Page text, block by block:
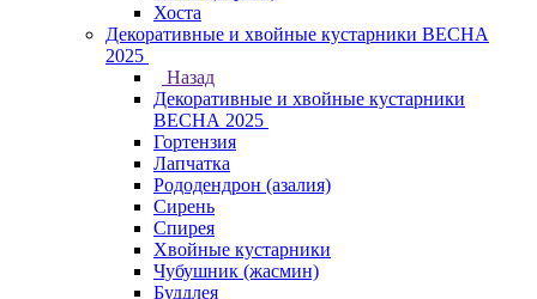
Хоста
Декоративные и хвойные кустарники ВЕСНА
2025
Назад
Декоративные и хвойные кустарники
ВЕСНА 2025
Гортензия
Лапчатка
Рододендрон (азалия)
Сирень
Спирея
Хвойные кустарники
Чубушник (жасмин)
Буддлея